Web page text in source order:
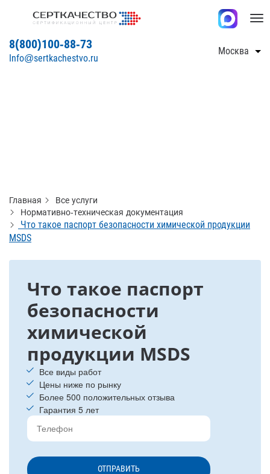
8(800)100-88-73
Info@sertkachestvo.ru
Москва
Главная
Все услуги
Нормативно-техническая документация
Что такое паспорт безопасности химической продукции
MSDS
Что такое паспорт
безопасности
химической
продукции MSDS
Все виды работ
Цены ниже по рынку
Более 500 положительных отзыва
Гарантия 5 лет
ОТПРАВИТЬ